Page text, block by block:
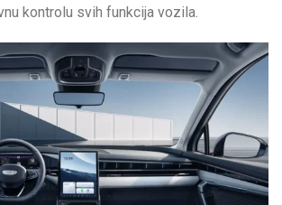
kontrolu svih funkcija vozila.